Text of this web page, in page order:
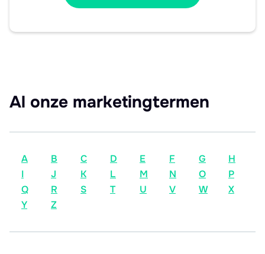
Al onze marketingtermen
A B C D E F G
H
I
J K L M N O
P
Q
R S T U V W
X
Y
Z